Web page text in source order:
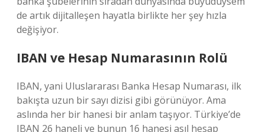
de artık dijitalleşen hayatla birlikte her şey hızla
değişiyor.
IBAN ve Hesap Numarasının Rolü
IBAN, yani Uluslararası Banka Hesap Numarası, ilk
bakışta uzun bir sayı dizisi gibi görünüyor. Ama
aslında her bir hanesi bir anlam taşıyor. Türkiye’de
IBAN 26 haneli ve bunun 16 hanesi asıl hesap